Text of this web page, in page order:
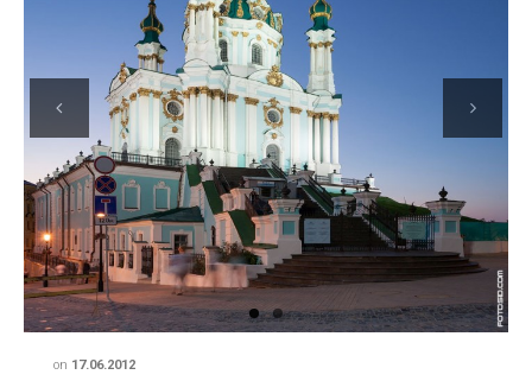
Previous
on 17.06.2012